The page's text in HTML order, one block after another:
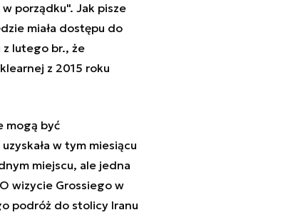
porządku". Jak pisze
miała dostępu do
z lutego br., że
z 2015 roku
mogą być
w tym miesiącu
miejscu, ale jedna
wizycie Grossiego w
podróż do stolicy Iranu